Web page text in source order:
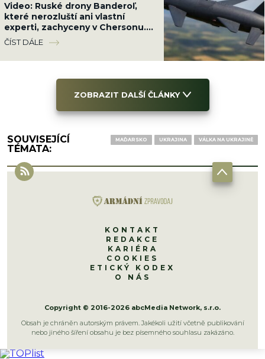
Video: Ruské drony Banderoľ,
které nerozluští ani vlastní
experti, zachyceny v Chersonu.
Ukrajinci se proti ni neumí bránit
ČÍST DÁLE
ZOBRAZIT DALŠÍ ČLÁNKY
SOUVISEJÍCÍ
TÉMATA:
MAĎARSKO UKRAJINA VÁLKA NA UKRAJINĚ
KONTAKT
REDAKCE
KARIÉRA
COOKIES
ETICKÝ KODEX
O NÁS
Copyright © 2016-2026 abcMedia Network, s.r.o.
Obsah je chráněn autorským právem. Jakékoli užití včetně publikování
nebo jiného šíření obsahu je bez písemného souhlasu zakázáno.